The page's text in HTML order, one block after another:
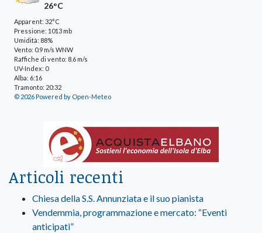
26°C
Apparent: 32°C
Pressione: 1013 mb
Umidità: 88%
Vento: 0.9 m/s WNW
Raffiche di vento: 8.6 m/s
UV-Index: 0
Alba: 6:16
Tramonto: 20:32
© 2026 Powered by Open-Meteo
Articoli recenti
Chiesa della S.S. Annunziata e il suo pianista
Vendemmia, programmazione e mercato: “Eventi
anticipati”